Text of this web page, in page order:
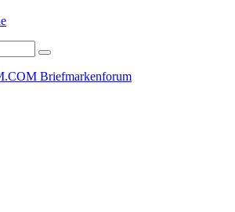
Briefmarkenforum